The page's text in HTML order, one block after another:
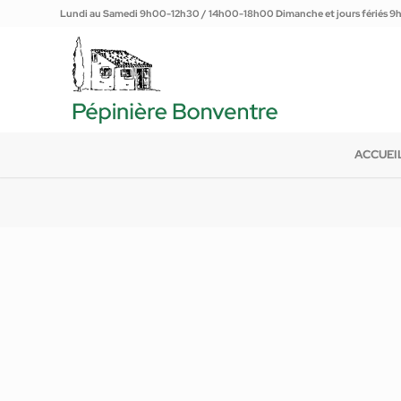
Lundi au Samedi 9h00-12h30 / 14h00-18h00 Dimanche et jours fériés